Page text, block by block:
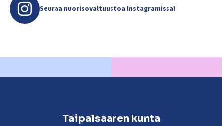
Seuraa nuorisovaltuustoa Instagramissa!
Taipalsaaren kunta